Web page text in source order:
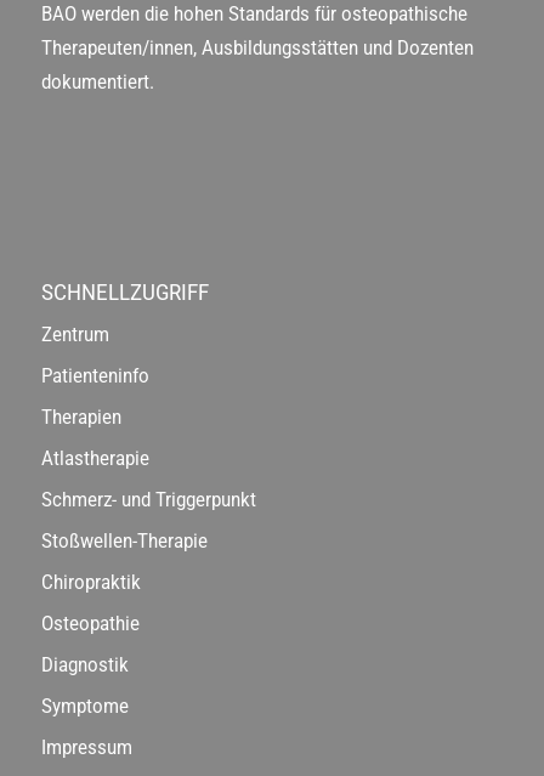
BAO werden die hohen Standards für osteopathische
Therapeuten/innen, Ausbildungsstätten und Dozenten
dokumentiert.
SCHNELLZUGRIFF
Zentrum
Patienteninfo
Therapien
Atlastherapie
Schmerz- und Triggerpunkt
Stoßwellen-Therapie
Chiropraktik
Osteopathie
Diagnostik
Symptome
Impressum